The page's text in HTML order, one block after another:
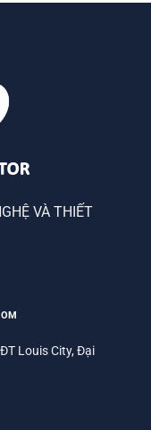
VÀ THIẾT
Louis City, Đại